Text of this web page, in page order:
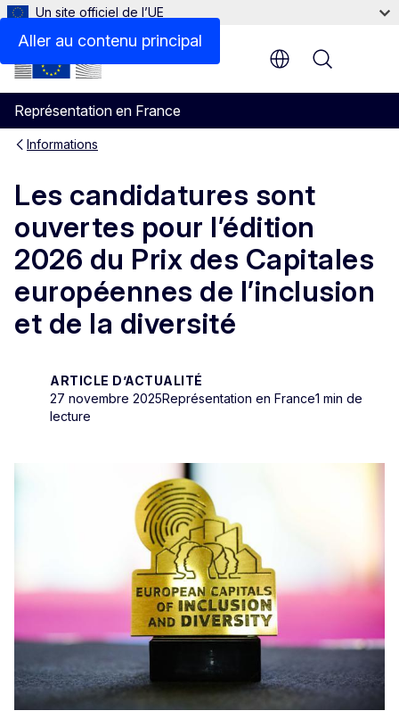
Aller au contenu principal
Un site officiel de l’UE
Représentation en France
Menu
Informations
Les candidatures sont
ouvertes pour l’édition
2026 du Prix des Capitales
européennes de l’inclusion
et de la diversité
ARTICLE D’ACTUALITÉ
27 novembre 2025Représentation en France1 min de
lecture